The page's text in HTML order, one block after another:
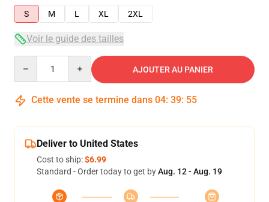
S
M L XL 2XL
Voir le guide des tailles
AJOUTER AU PANIER
Cette vente se termine dans 04: 39: 54
Deliver to United States
Cost to ship:$6.99
Standard - Order today to get byAug. 12 - Aug. 19